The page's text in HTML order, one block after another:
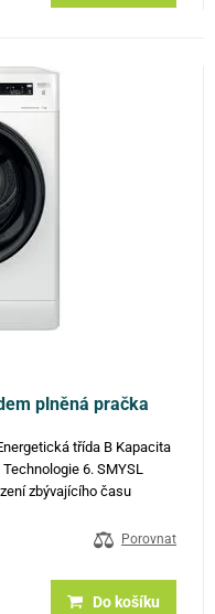
plněná pračka
třída B Kapacita
6. SMYSL
zbývajícího času
Porovnat
Do košíku